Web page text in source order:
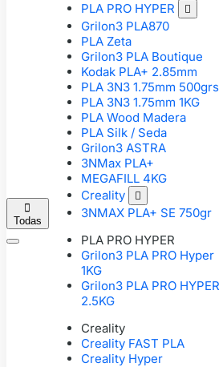

Todas
PLA PRO HYPER

Grilon3 PLA870
PLA Zeta
Grilon3 PLA Boutique
Kodak PLA+ 2.85mm
PLA 3N3 1.75mm 500grs
PLA 3N3 1.75mm 1KG
PLA Wood Madera
PLA Silk / Seda
Grilon3 ASTRA
3NMax PLA+
MEGAFILL 4KG
Creality

3NMAX PLA+ SE 750gr
PLA PRO HYPER
Grilon3 PLA PRO Hyper
1KG
Grilon3 PLA PRO HYPER
2.5KG
Creality
Creality FAST PLA
Creality Hyper